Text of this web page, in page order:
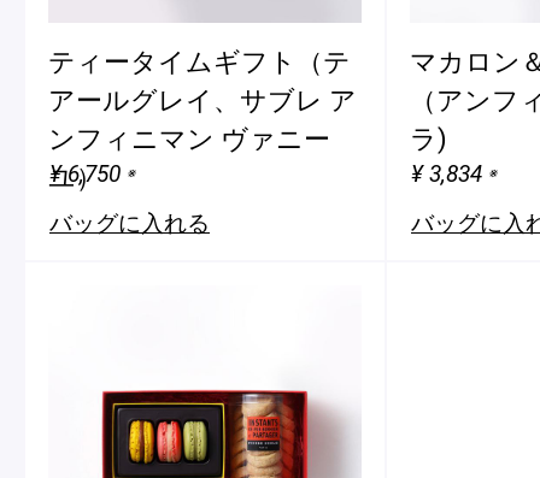
ティータイムギフト（テ
アールグレイ、サブレ ア
ンフィニマン ヴァニー
ユ）
¥ 6,750 ※
バッグに入れる
マカロン
（アンフ
ラ)
¥ 3,834 ※
バッグに入